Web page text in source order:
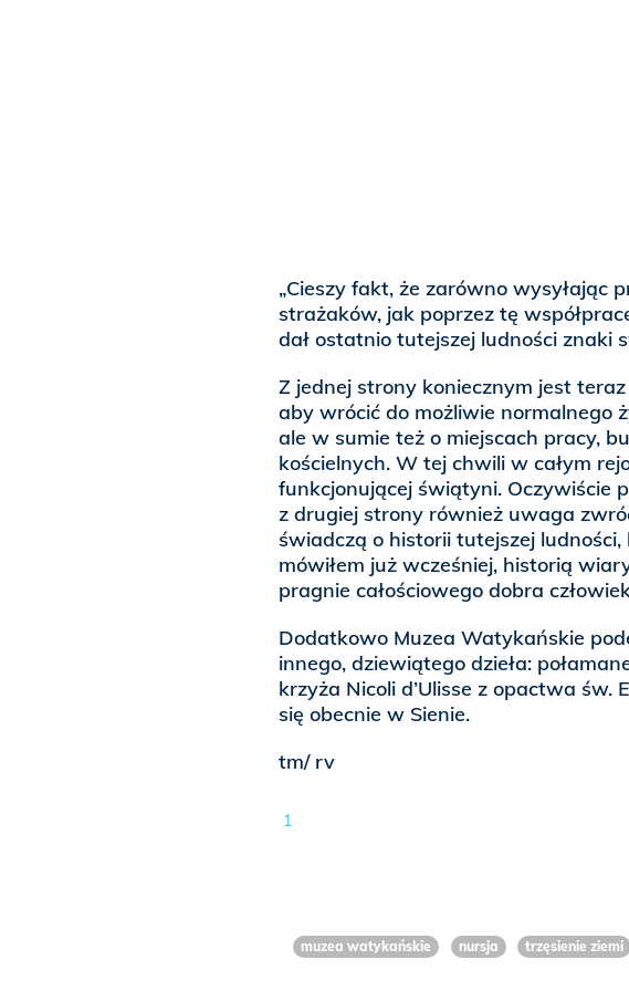
„Cieszy fakt, że zarówno wysyłając
strażaków, jak poprzez tę
dał ostatnio tutejszej ludności znaki
Z jednej strony koniecznym jest
aby wrócić do możliwie normalnego
ale w sumie też o miejscach pracy,
kościelnych. W tej chwili w całym
funkcjonującej świątyni. Oczywiście
z drugiej strony również uwaga
świadczą o historii tutejszej
mówiłem już wcześniej, historią
pragnie całościowego dobra
Dodatkowo Muzea Watykańskie
innego, dziewiątego dzieła:
krzyża Nicoli d’Ulisse z opactwa
się obecnie w Sienie.
tm/ rv
1
muzea watykańskie nursja trzęsienie ziemi